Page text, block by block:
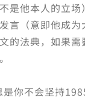
是他本人的立
言（意即他成为
的法典，如果
你不会坚持